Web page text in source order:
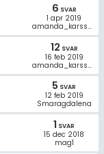
6 SVAR
1 apr 2019
amanda_karsson
12 SVAR
16 feb 2019
amanda_karsson
5 SVAR
12 feb 2019
Smaragdalena
1 SVAR
15 dec 2018
mag1